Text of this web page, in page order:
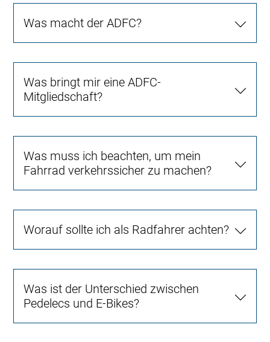
Was macht der ADFC?
Was bringt mir eine ADFC-
Mitgliedschaft?
Was muss ich beachten, um mein
Fahrrad verkehrssicher zu machen?
Worauf sollte ich als Radfahrer achten?
Was ist der Unterschied zwischen
Pedelecs und E-Bikes?